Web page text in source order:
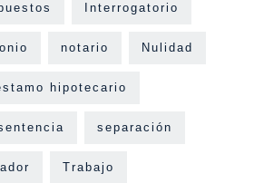
Interrogatorio
notario Nulidad
hipotecario
separación
Trabajo